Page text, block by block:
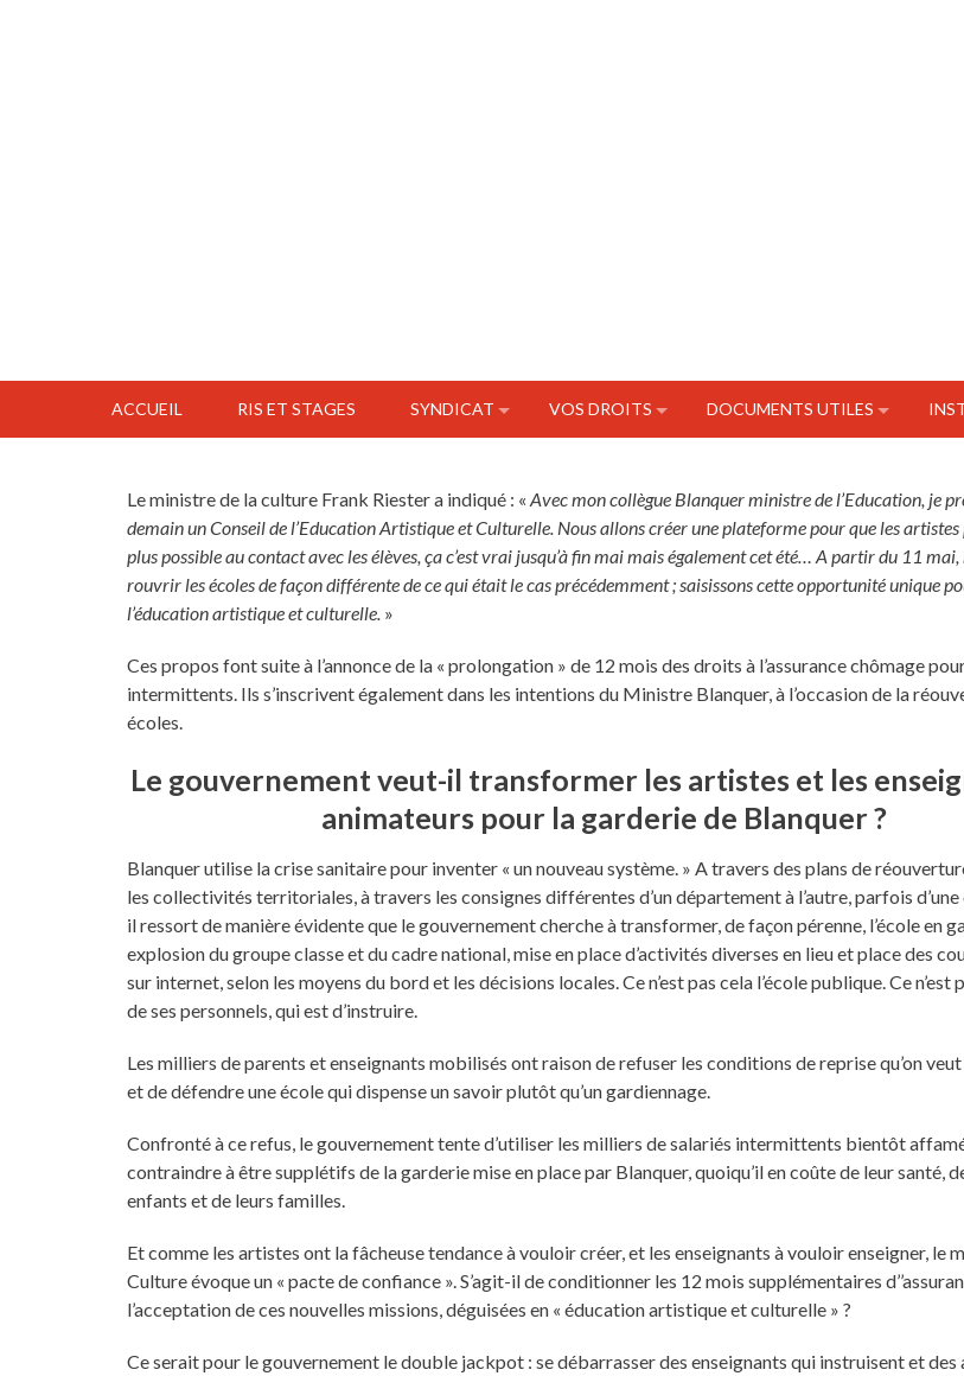
ACCUEIL RIS ET STAGES SYNDICAT VOS DROITS DOCUMENTS UTILES
Le ministre de la culture Frank Riester a indiqué : «Avec mon collègue Blanquer ministre de l’Education, je
demain un Conseil de l’Education Artistique et Culturelle. Nous allons créer une plateforme pour que les
plus possible au contact avec les élèves, ça c’est vrai jusqu’à fin mai mais également cet été… A partir du 11
rouvrir les écoles de façon différente de ce qui était le cas précédemment ; saisissons cette opportunité unique
l’éducation artistique et culturelle. »
Ces propos font suite à l’annonce de la « prolongation » de 12 mois des droits à l’assurance chômage
intermittents. Ils s’inscrivent également dans les intentions du Ministre Blanquer, à l’occasion de la
écoles.
Le gouvernement veut-il transformer les artistes et les
animateurs pour la garderie de Blanquer ?
Blanquer utilise la crise sanitaire pour inventer « un nouveau système. » A travers des plans de
les collectivités territoriales, à travers les consignes différentes d’un département à l’autre, parfois d’une
il ressort de manière évidente que le gouvernement cherche à transformer, de façon pérenne, l’école en
explosion du groupe classe et du cadre national, mise en place d’activités diverses en lieu et place des
sur internet, selon les moyens du bord et les décisions locales. Ce n’est pas cela l’école publique. Ce n’est
de ses personnels, qui est d’instruire.
Les milliers de parents et enseignants mobilisés ont raison de refuser les conditions de reprise qu’on
et de défendre une école qui dispense un savoir plutôt qu’un gardiennage.
Confronté à ce refus, le gouvernement tente d’utiliser les milliers de salariés intermittents bientôt
contraindre à être supplétifs de la garderie mise en place par Blanquer, quoiqu’il en coûte de leur santé,
enfants et de leurs familles.
Et comme les artistes ont la fâcheuse tendance à vouloir créer, et les enseignants à vouloir enseigner, le
Culture évoque un « pacte de confiance ». S’agit-il de conditionner les 12 mois supplémentaires
l’acceptation de ces nouvelles missions, déguisées en « éducation artistique et culturelle » ?
Ce serait pour le gouvernement le double jackpot : se débarrasser des enseignants qui instruisent et